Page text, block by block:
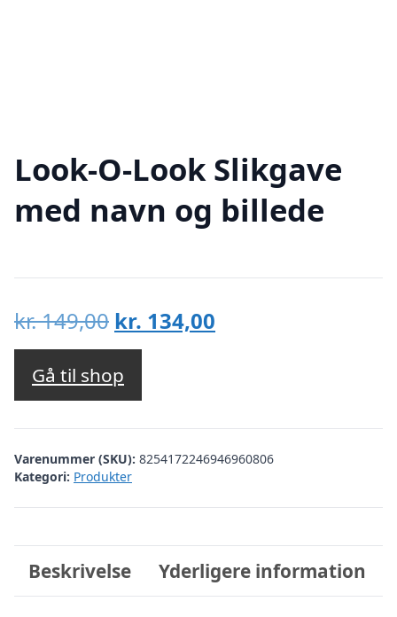
Look-O-Look Slikgave
med navn og billede
kr.149,00 Den
oprindelige
pris
var:
kr. 149,00.
kr. 134,00
kr. 134,00.
Gå til shop
Varenummer (SKU): 8254172246946960806
Kategori: Produkter
Beskrivelse Yderligere information